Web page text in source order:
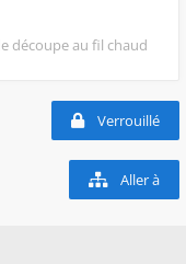
découpe au fil chaud
Verrouillé
Aller à